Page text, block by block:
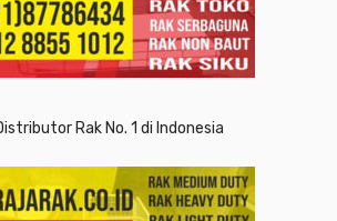
Rak No. 1 di Indonesia